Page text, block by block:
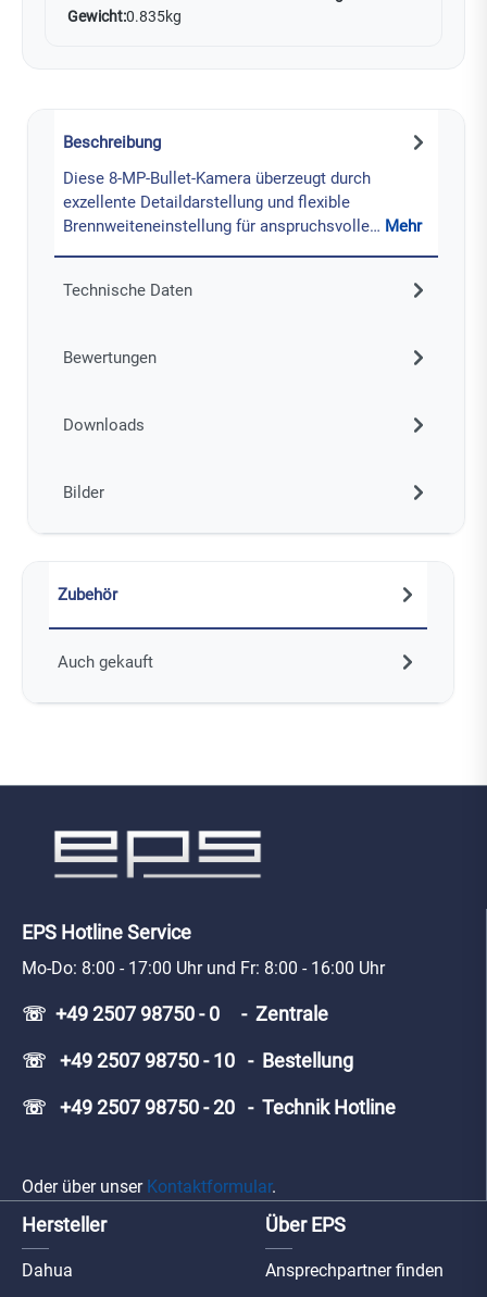
Gewicht:0.835kg
Beschreibung
Diese 8-MP-Bullet-Kamera überzeugt durch
exzellente Detaildarstellung und flexible
Brennweiteneinstellung für anspruchsvolle… Mehr
Technische Daten
Bewertungen
Downloads
Bilder
Zubehör
Auch gekauft
EPS Hotline Service
Mo-Do: 8:00 - 17:00 Uhr und Fr: 8:00 - 16:00 Uhr
☏ +49 2507 98750 - 0 - Zentrale
☏ +49 2507 98750 - 10 - Bestellung
☏ +49 2507 98750 - 20 - Technik Hotline
Oder über unser Kontaktformular.
Hersteller
Dahua
Über EPS
Ansprechpartner finden